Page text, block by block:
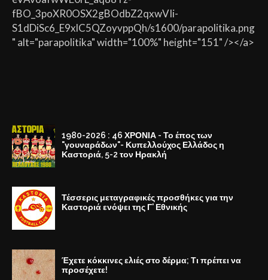
fBO_3poXR0OSX2gBOdbZ2qxwVIi-
S1dDiSc6_E9xlC5QZoyvppQh/s1600/parapolitika.png
" alt="parapolitika" width="100%" height="151" /></a>
1980-2026 : 46 ΧΡΟΝΙΑ - Το έπος των
"γουναράδων"- Κυπελλούχος Ελλάδος η
Καστοριά, 5-2 τον Ηρακλή
Τέσσερις μεταγραφικές προσθήκες για την
Καστοριά ενόψει της Γ' Εθνικής
Έχετε κόκκινες ελιές στο δέρμα; Τι πρέπει να
προσέχετε!